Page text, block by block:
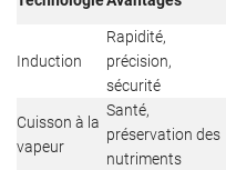
Induction
Rapidité,
précision,
sécurité
Cuisson à la
vapeur
Santé,
préservation des
nutriments